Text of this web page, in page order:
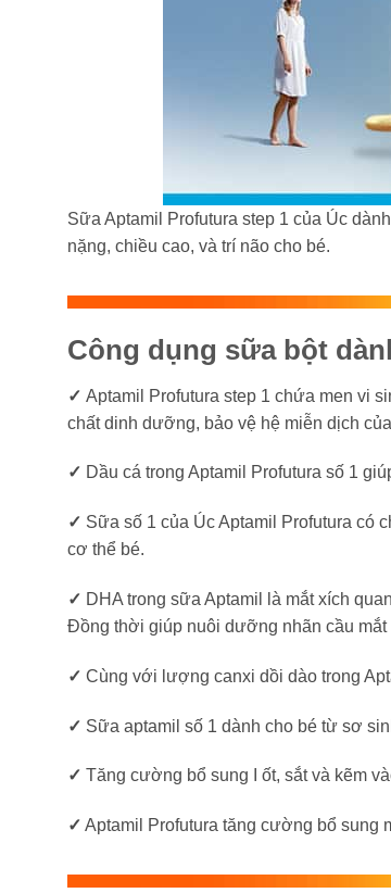
Sữa Aptamil Profutura step 1 của Úc
nặng, chiều cao, và trí não cho bé.
Công dụng sữa bột
✓ Aptamil Profutura step 1 chứa men vi
chất dinh dưỡng, bảo vệ hệ miễn dịch
✓ Dầu cá trong Aptamil Profutura số 1
✓ Sữa số 1 của Úc Aptamil Profutura có
cơ thể bé.
✓ DHA trong sữa Aptamil là mắt xích
Đồng thời giúp nuôi dưỡng nhãn cầu mắt
✓ Cùng với lượng canxi dồi dào trong
✓ Sữa aptamil số 1 dành cho bé từ sơ
✓ Tăng cường bổ sung I ốt, sắt và kẽm
✓ Aptamil Profutura tăng cường bổ sung